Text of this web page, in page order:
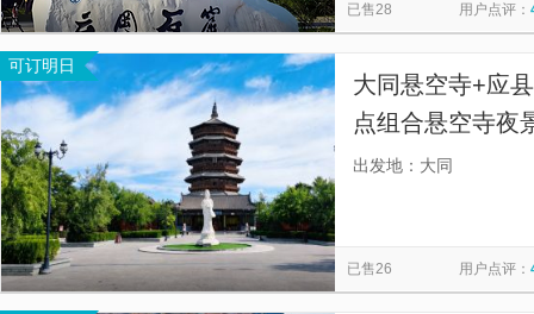
已售28 用户点评：
可订明日
大同悬空寺+应
点组合悬空寺夜
隐形消费】
出发地：大同
已售26 用户点评：